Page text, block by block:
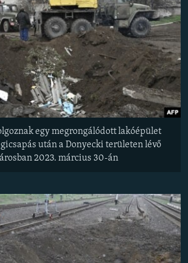
RL weboldal
egy megrongálódott lakóépület
után a Donyecki területen lévő
2023. március 30-án